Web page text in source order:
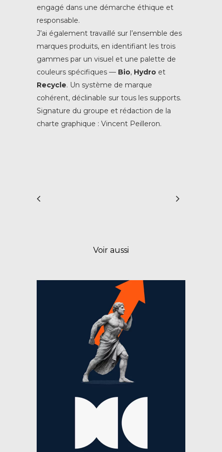
engagé dans une démarche éthique et
responsable.
J’ai également travaillé sur l’ensemble des
marques produits, en identifiant les trois
gammes par un visuel et une palette de
couleurs spécifiques — Bio, Hydro et
Recycle. Un système de marque
cohérent, déclinable sur tous les supports.
Signature du groupe et rédaction de la
charte graphique : Vincent Peilleron.